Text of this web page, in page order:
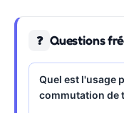
❓ Questions
Quel est l'usage
commutation de